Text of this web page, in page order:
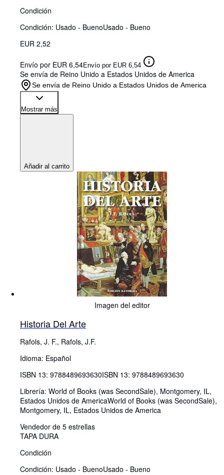
Condición
Condición: Usado - BuenoUsado - Bueno
EUR 2,52
Envío por EUR 6,54Envío por EUR 6,54
Se envía de Reino Unido a Estados Unidos de America
Se envía de Reino Unido a Estados Unidos de America
Mostrar más
Añadir al carrito
Imagen del editor
Historia Del Arte
Rafols, J. F., Rafols, J.F.
Idioma: Español
ISBN 13: 9788489693630ISBN 13: 9788489693630
Librería: World of Books (was SecondSale), Montgomery, IL,
Estados Unidos de AmericaWorld of Books (was SecondSale),
Montgomery, IL, Estados Unidos de America
Vendedor de 5 estrellas
TAPA DURA
Condición
Condición: Usado - BuenoUsado - Bueno